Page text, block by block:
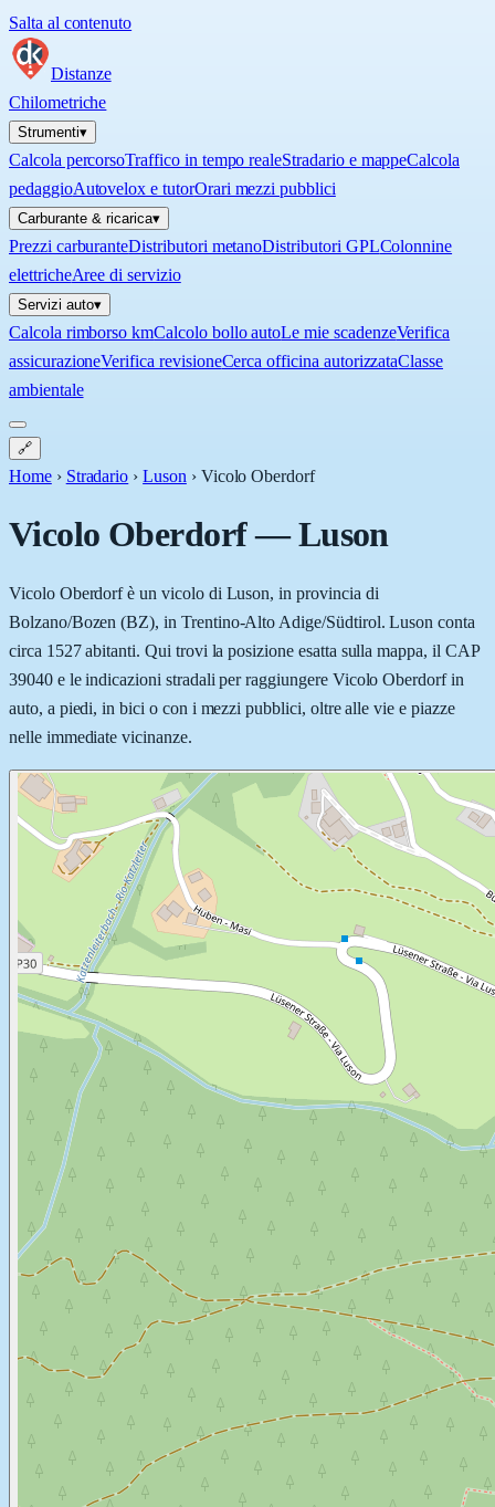
Salta al contenuto
Distanze
Chilometriche
Strumenti▾
Calcola percorsoTraffico in tempo realeStradario e mappeCalcola
pedaggioAutovelox e tutorOrari mezzi pubblici
Carburante & ricarica▾
Prezzi carburanteDistributori metanoDistributori GPLColonnine
elettricheAree di servizio
Servizi auto▾
Calcola rimborso kmCalcolo bollo autoLe mie scadenzeVerifica
assicurazioneVerifica revisioneCerca officina autorizzataClasse
ambientale
🔗
Home › Stradario › Luson › Vicolo Oberdorf
Vicolo Oberdorf—Luson
Vicolo Oberdorf è un vicolo di Luson, in provincia di
Bolzano/Bozen (BZ), in Trentino-Alto Adige/Südtirol. Luson conta
circa 1527 abitanti. Qui trovi la posizione esatta sulla mappa, il CAP
39040 e le indicazioni stradali per raggiungere Vicolo Oberdorf in
auto, a piedi, in bici o con i mezzi pubblici, oltre alle vie e piazze
nelle immediate vicinanze.